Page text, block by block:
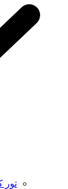
تور